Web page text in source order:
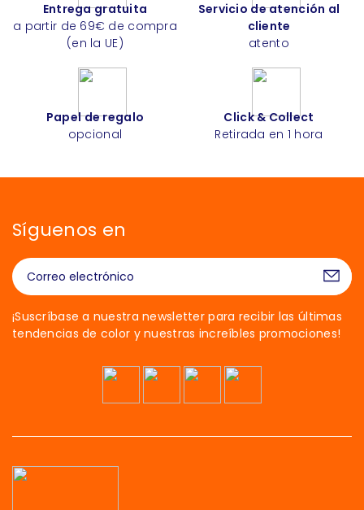
Entrega gratuita
a partir de 69€ de compra
(en la UE)
Servicio de atención al
cliente
atento
Papel de regalo
opcional
Click & Collect
Retirada en 1 hora
Síguenos en
¡Suscríbase a nuestra newsletter para recibir las últimas
tendencias de color y nuestras increíbles promociones!